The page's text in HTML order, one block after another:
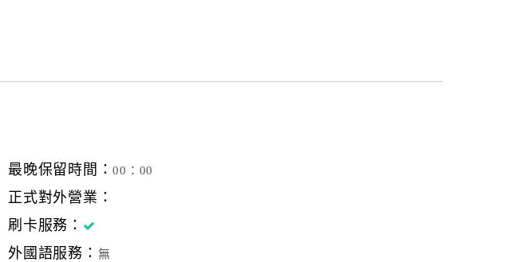
最晚保留時間：00：00
正式對外營業：
刷卡服務：
外國語服務： 無